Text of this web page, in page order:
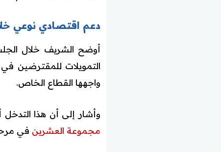
دعم اقتصادي نوعي
أوضح الشريف خلال
التمويلات للمقترضين
واجهها القطاع الخاص.
وأشار إلى أن هذا
مجموعة العشرين في